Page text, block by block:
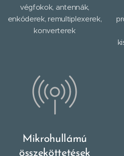
végfokok, antennák,
enkóderek, remultiplexerek,
konverterek
Mikrohullámú
összeköttetések